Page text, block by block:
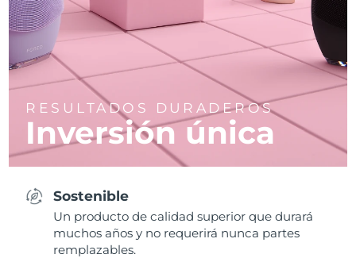
RESULTADOS DURADEROS
Inversión única
Sostenible
Un producto de calidad superior que durará
muchos años y no requerirá nunca partes
remplazables.